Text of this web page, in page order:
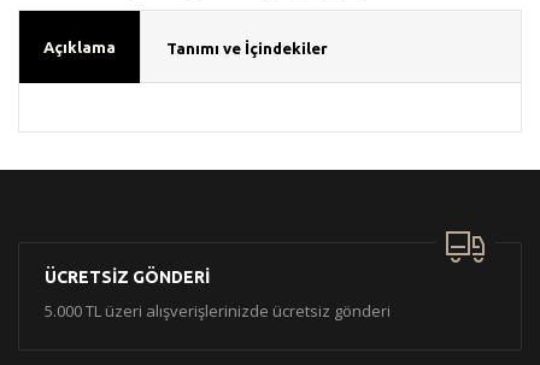
Açıklama Tanımı ve İçindekiler
ÜCRETSİZ GÖNDERİ
5.000 TL üzeri alışverişlerinizde ücretsiz gönderi